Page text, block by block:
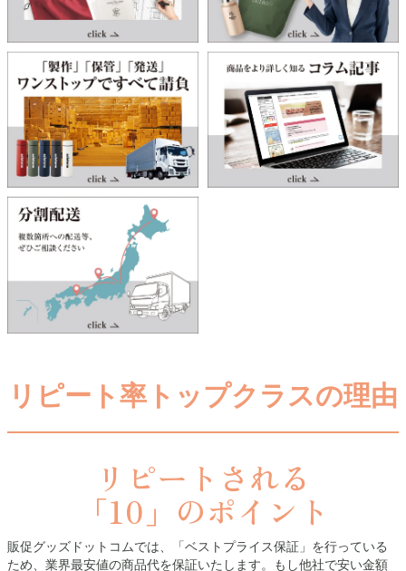
リピート率トップクラスの理由
リピートされる
「10」のポイント
販促グッズドットコムでは、「ベストプライス保証」を行っている
ため、業界最安値の商品代を保証いたします。もし他社で安い金額